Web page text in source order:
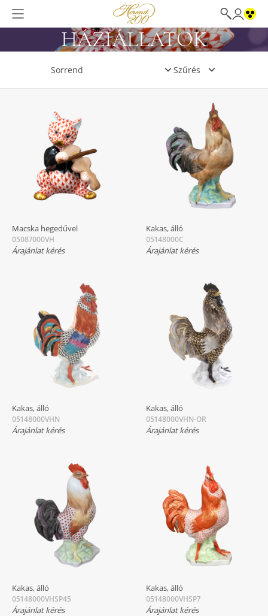
HÁZIÁLLATOK
Szűrés
Macska hegedűvel
05087000VH
Árajánlat kérés
Kakas, álló
05148000C
Árajánlat kérés
Kakas, álló
05148000VHN
Árajánlat kérés
Kakas, álló
05148000VHN-OR
Árajánlat kérés
Kakas, álló
05148000VHSP45
Árajánlat kérés
Kakas, álló
05148000VHSP7
Árajánlat kérés